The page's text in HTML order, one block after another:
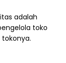
adalah
toko